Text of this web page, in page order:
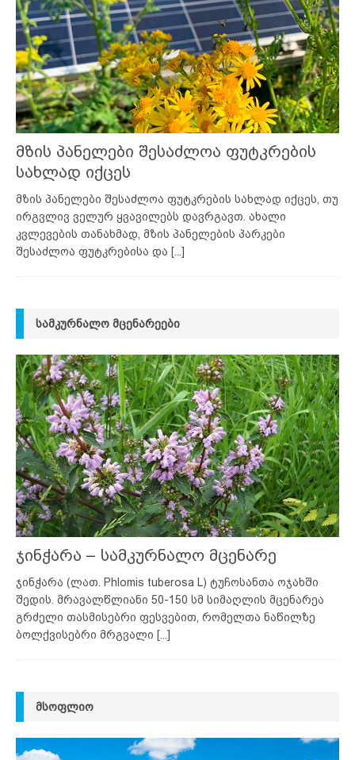
მზის პანელები შესაძლოა ფუტკრების
სახლად იქცეს
მზის პანელები შესაძლოა ფუტკრების სახლად იქცეს, თუ
ირგვლივ ველურ ყვავილებს დავრგავთ. ახალი
კვლევების თანახმად, მზის პანელების პარკები
შესაძლოა ფუტკრებისა და [...]
ᲡᲐᲛᲙᲣᲠᲜᲐᲚᲝ ᲛᲪᲔᲜᲐᲠᲔᲔᲑᲘ
ჯინჭარა – სამკურნალო მცენარე
ჯინჭარა (ლათ. Phlomis tuberosa L) ტუჩოსანთა ოჯახში
შედის. მრავალწლიანი 50-150 სმ სიმაღლის მცენარეა
გრძელი თასმისებრი ფესვებით, რომელთა ნაწილზე
ბოლქვისებრი მრგვალი [...]
ᲛᲡᲝᲤᲚᲘᲝ